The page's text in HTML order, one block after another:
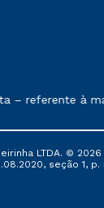
no
– referente à
LTDA. ©
seção 1, p.